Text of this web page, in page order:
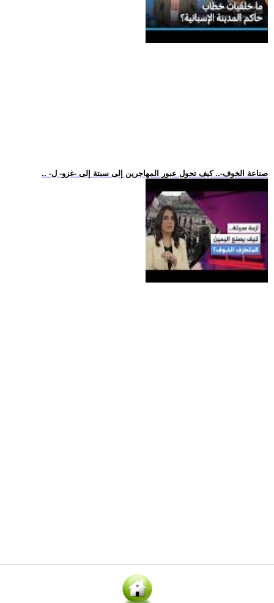
.. -صناعة الخوف-.. كيف تحول عبور المهاجرين إلى سبتة إلى -غزو- ل